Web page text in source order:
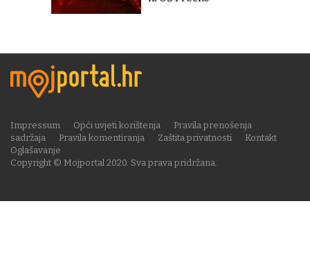
Copyright © Mojportal 2020. Sva prava pridržana.
Impressum Opći uvjeti korištenja
Pravila prenošenja
sadržaja
Pravila komentiranja Zaštita privatnosti
Kontakt
Oglašavanje